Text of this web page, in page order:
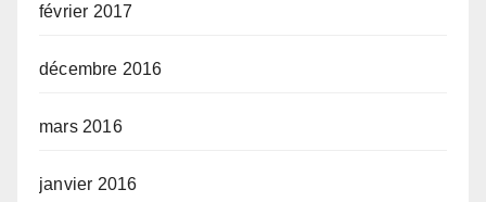
février 2017
décembre 2016
mars 2016
janvier 2016